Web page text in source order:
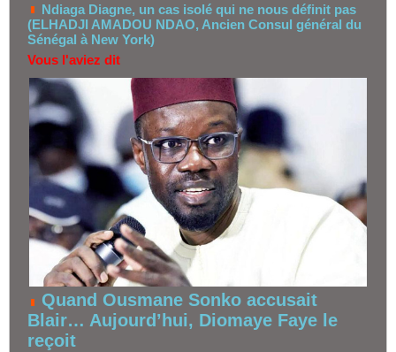
Ndiaga Diagne, un cas isolé qui ne nous définit pas
(ELHADJI AMADOU NDAO, Ancien Consul général du
Sénégal à New York)
Vous l'aviez dit
Quand Ousmane Sonko accusait
Blair… Aujourd’hui, Diomaye Faye le
reçoit